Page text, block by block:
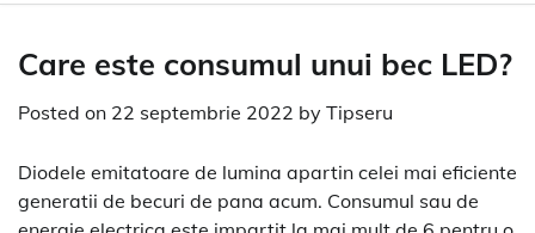
Care este consumul unui bec LED?
Posted on 22 septembrie 2022 by Tipseru
Diodele emitatoare de lumina apartin celei mai eficiente
generatii de becuri de pana acum. Consumul sau de